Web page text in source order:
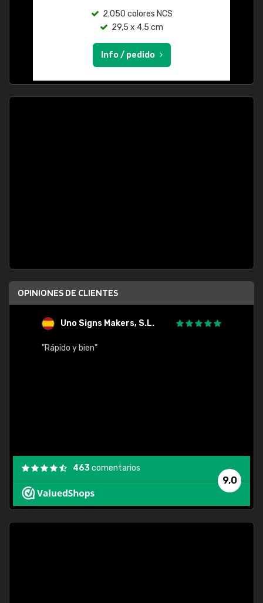
2.050 colores NCS
29,5 x 4,5 cm
Info / pedido
OPINIONES DE CLIENTES
Uno Signs Makers, S.L.
"Rápido y bien"
9,0
463comentarios